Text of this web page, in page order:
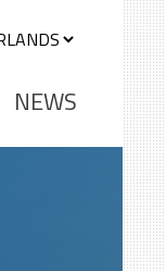
NEWS